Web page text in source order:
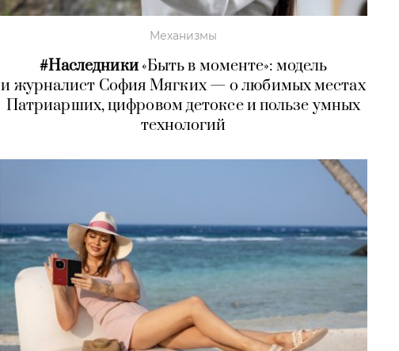
Механизмы
#Наследники«Быть в моменте»: модель
и журналист София Мягких — о любимых местах
Патриарших, цифровом детоксе и пользе умных
технологий